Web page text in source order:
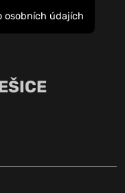
osobních údajích